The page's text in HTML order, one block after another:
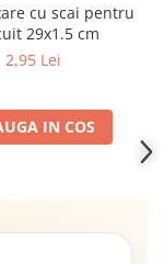
29x1.5 cm
2,95 Lei
IN COS